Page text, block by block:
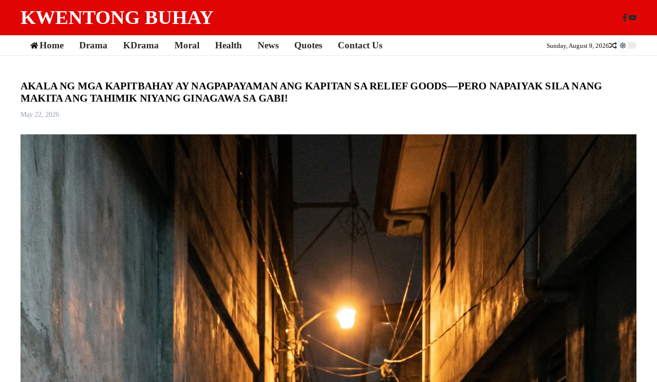
KWENTONG BUHAY
Home Drama KDrama Moral Health News Quotes Contact Us Sunday, August 9, 2026
AKALA NG MGA KAPITBAHAY AY NAGPAPAYAMAN ANG KAPITAN SA RELIEF GOODS—PERO NAPAIYAK SILA NANG
MAKITA ANG TAHIMIK NIYANG GINAGAWA SA GABI!
May 22, 2026